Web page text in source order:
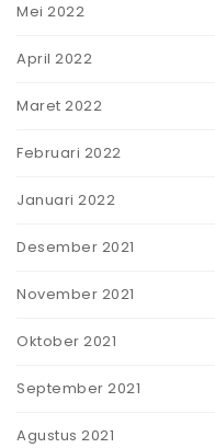
Mei 2022
April 2022
Maret 2022
Februari 2022
Januari 2022
Desember 2021
November 2021
Oktober 2021
September 2021
Agustus 2021